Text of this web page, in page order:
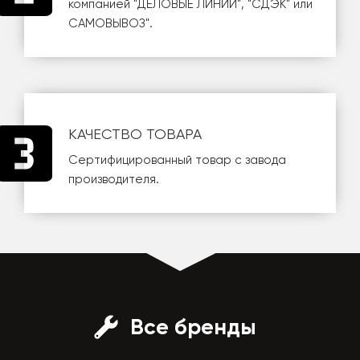
компанией "ДЕЛОВЫЕ ЛИНИИ", "СДЭК" или
САМОВЫВОЗ".
КАЧЕСТВО ТОВАРА
Сертифицированный товар с завода
производителя.
Все бренды